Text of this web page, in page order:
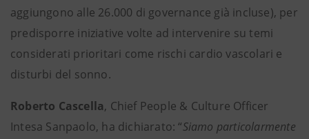
aggiungono alle 26.000 di governance già incluse), per
predisporre iniziative volte ad intervenire su temi
considerati prioritari come rischi cardio vascolari e
disturbi del sonno.
Roberto Cascella, Chief People & Culture Officer
Intesa Sanpaolo, ha dichiarato: “Siamo particolarmente